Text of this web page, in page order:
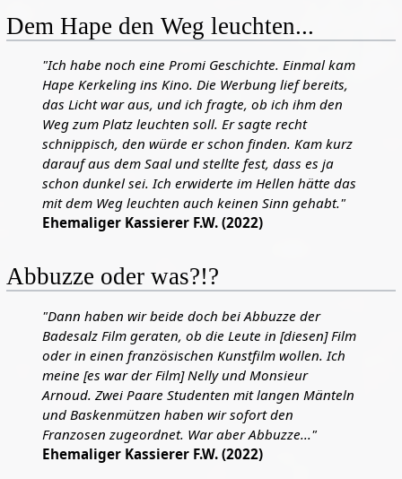
Dem Hape den Weg leuchten...
"Ich habe noch eine Promi Geschichte. Einmal kam
Hape Kerkeling ins Kino. Die Werbung lief bereits,
das Licht war aus, und ich fragte, ob ich ihm den
Weg zum Platz leuchten soll. Er sagte recht
schnippisch, den würde er schon finden. Kam kurz
darauf aus dem Saal und stellte fest, dass es ja
schon dunkel sei. Ich erwiderte im Hellen hätte das
mit dem Weg leuchten auch keinen Sinn gehabt."
Ehemaliger Kassierer F.W. (2022)
Abbuzze oder was?!?
"Dann haben wir beide doch bei Abbuzze der
Badesalz Film geraten, ob die Leute in [diesen] Film
oder in einen französischen Kunstfilm wollen. Ich
meine [es war der Film] Nelly und Monsieur
Arnoud. Zwei Paare Studenten mit langen Mänteln
und Baskenmützen haben wir sofort den
Franzosen zugeordnet. War aber Abbuzze..."
Ehemaliger Kassierer F.W. (2022)